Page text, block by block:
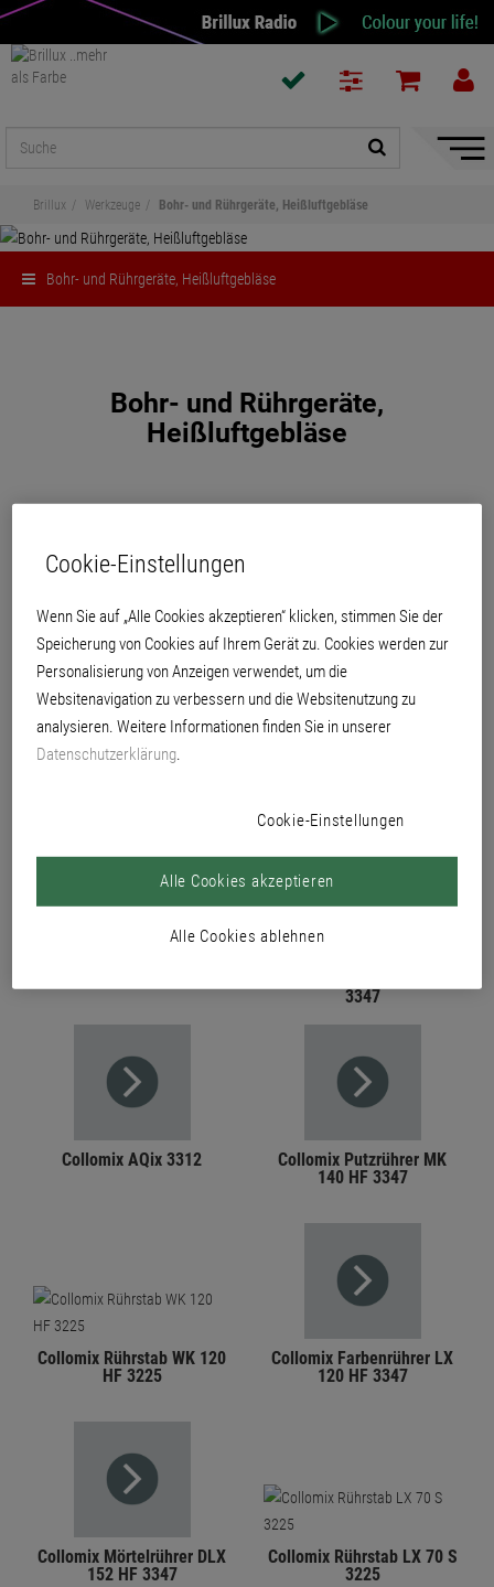
Brillux Werkzeuge Bohr- und Rührgeräte, Heißluftgebläse
Bohr- und Rührgeräte, Heißluftgebläse
Bohr- und Rührgeräte,
Heißluftgebläse
PRODUKTE
Akku-Pack Li 14,4 V, 2,0
3347
Collomix AQix 3312
Collomix Putzrührer MK
140 HF 3347
Collomix Rührstab WK 120
HF 3225
Collomix Farbenrührer LX
120 HF 3347
Collomix Mörtelrührer DLX
152 HF 3347
Collomix Rührstab LX 70 S
3225
Cookie-Einstellungen
Wenn Sie auf „Alle Cookies akzeptieren“ klicken, stimmen Sie der
Speicherung von Cookies auf Ihrem Gerät zu. Cookies werden zur
Personalisierung von Anzeigen verwendet, um die
Websitenavigation zu verbessern und die Websitenutzung zu
analysieren. Weitere Informationen finden Sie in unserer
Datenschutzerklärung.
Cookie-Einstellungen
Alle Cookies ablehnen
Alle Cookies akzeptieren